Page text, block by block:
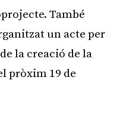
També
un acte per
la creació de la
pròxim 19 de